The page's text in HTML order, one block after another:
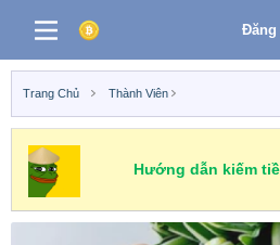
Đăng
Trang Chủ Thành Viên
Hướng dẫn kiếm